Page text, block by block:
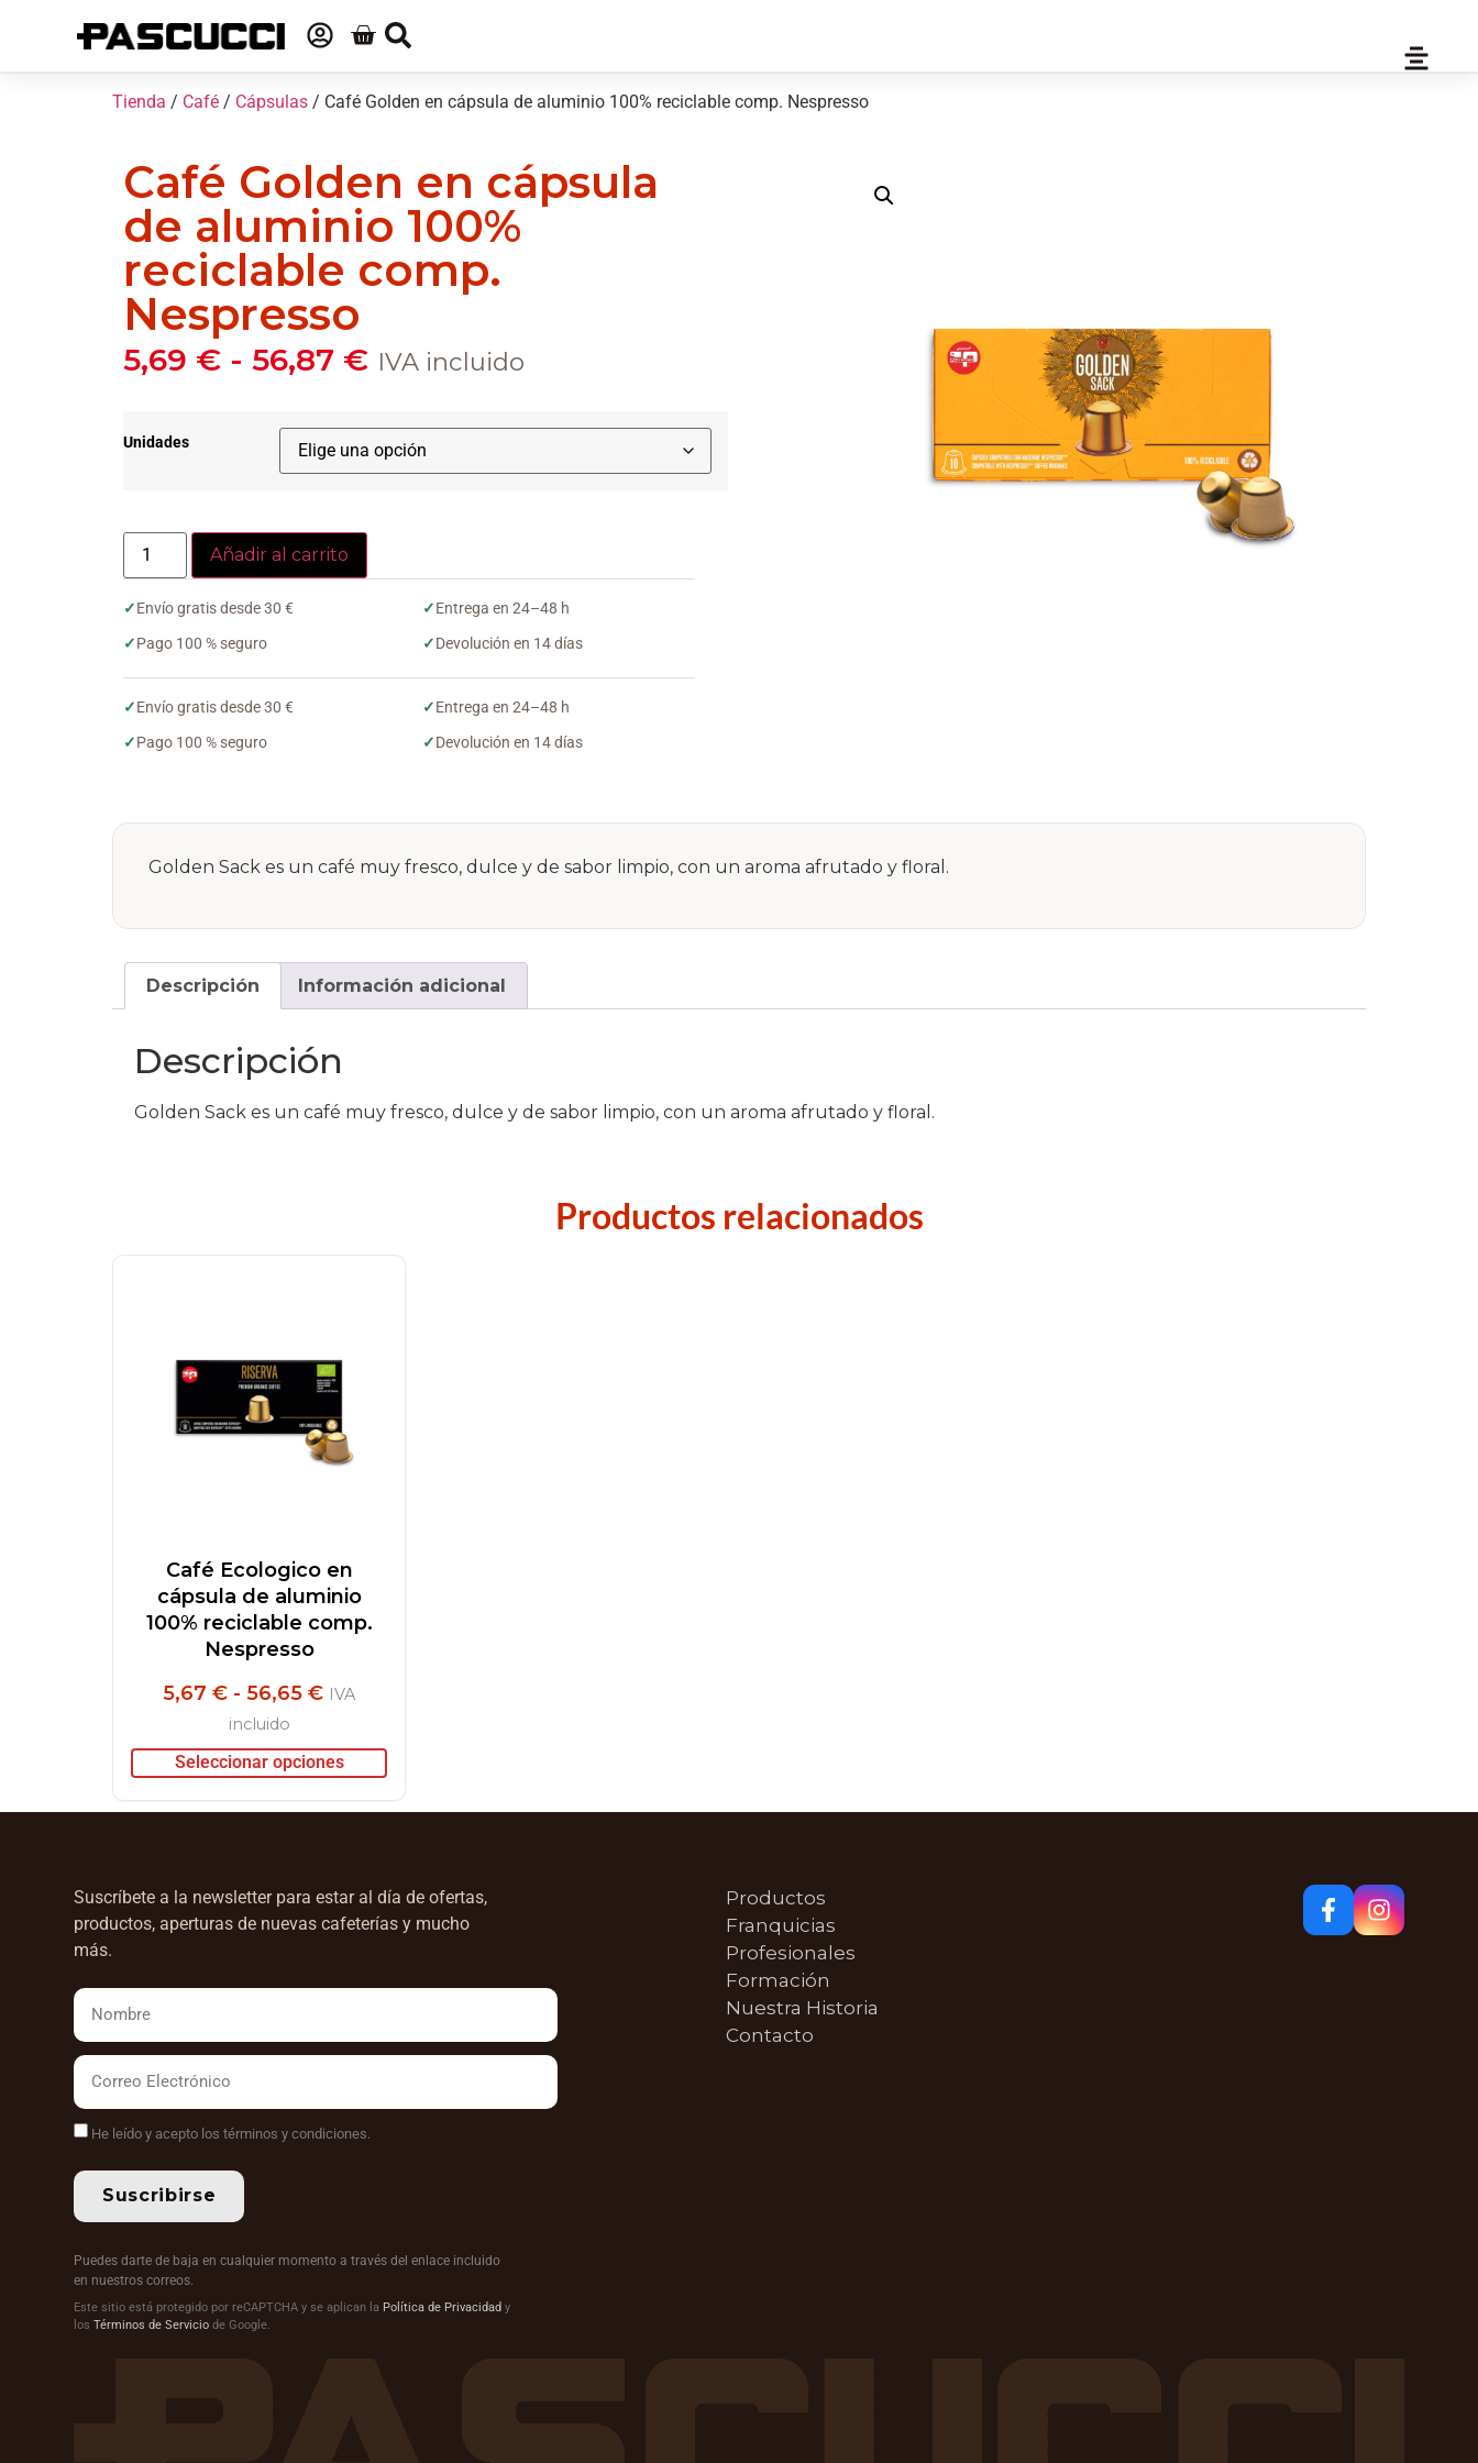
Tienda / Café / Cápsulas / Café Golden en cápsula de aluminio 100% reciclable comp. Nespresso
Café Golden en cápsula
de aluminio 100%
reciclable comp.
Nespresso
5,69 € - 56,87 € IVA incluido
Unidades
Añadir al carrito
✓Envío gratis desde 30 € ✓Entrega en 24–48 h
✓Pago 100 % seguro ✓Devolución en 14 días
✓Envío gratis desde 30 € ✓Entrega en 24–48 h
✓Pago 100 % seguro ✓Devolución en 14 días
Golden Sack es un café muy fresco, dulce y de sabor limpio, con un aroma afrutado y floral.
Descripción Información adicional
Descripción
Golden Sack es un café muy fresco, dulce y de sabor limpio, con un aroma afrutado y floral.
Productos relacionados
Café Ecologico en
cápsula de aluminio
100% reciclable comp.
Nespresso
5,67 € - 56,65 € IVA
incluido
Seleccionar opciones
Suscríbete a la newsletter para estar al día de ofertas,
productos, aperturas de nuevas cafeterías y mucho
más.
He leído y acepto los términos y condiciones.
Suscribirse
Puedes darte de baja en cualquier momento a través del enlace incluido
en nuestros correos.
Este sitio está protegido por reCAPTCHA y se aplican la Política de Privacidad y
losTérminos de Servicio de Google.
Productos
Franquicias
Profesionales
Formación
Nuestra Historia
Contacto